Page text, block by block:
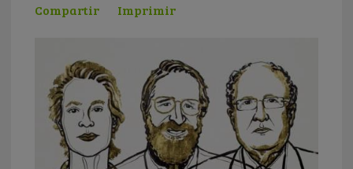
Compartir Imprimir